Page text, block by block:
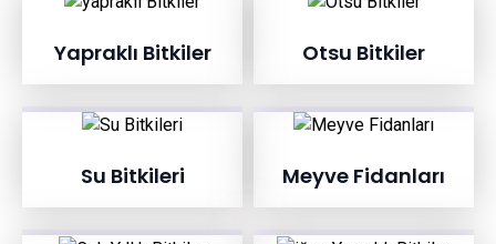
Yapraklı Bitkiler Otsu Bitkiler
Su Bitkileri Meyve Fidanları